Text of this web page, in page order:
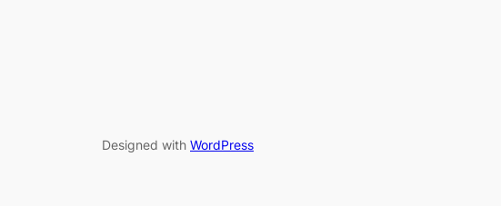
Designed with WordPress